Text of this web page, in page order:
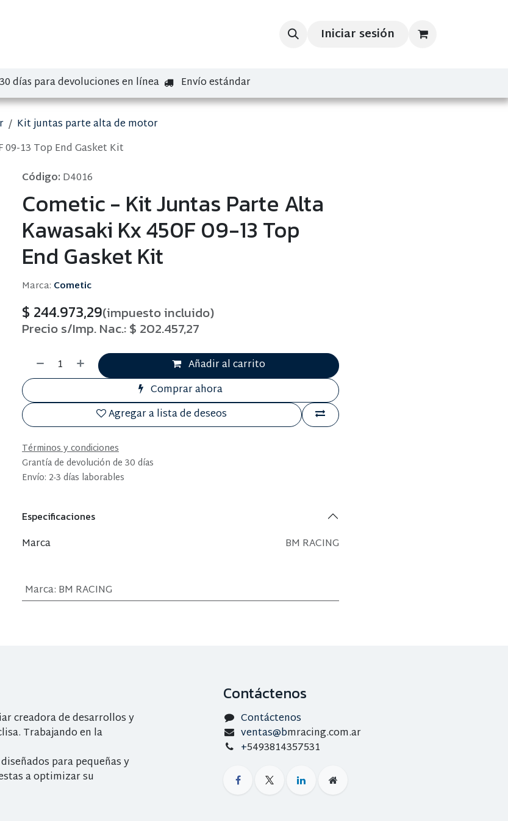
Iniciar sesión
30 días para devoluciones en línea Envío estándar
Kit juntas parte alta de motor
13 Top End Gasket Kit
Código: D4016
Cometic - Kit Juntas Parte Alta
Kawasaki Kx 450F 09-13 Top
End Gasket Kit
Marca: Cometic
$ 244.973,29(impuesto incluido)
Precio s/Imp. Nac.:$ 202.457,27
Añadir al carrito
Comprar ahora
Agregar a lista de deseos
Términos y condiciones
Grantía de devolución de 30 días
Envío: 2-3 días laborables
Especificaciones
Marca BM RACING
Marca: BM RACING
creadora de desarrollos y
Trabajando en la
para pequeñas y
a optimizar su
Contáctenos
Contáctenos
ventas@bmracing.com.ar
+5493814357531